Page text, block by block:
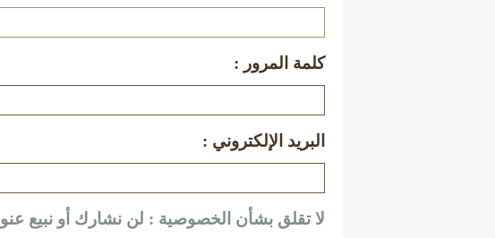
كلمة المرور :
البريد الإلكتروني :
لا تقلق بشأن الخصوصية : لن نشارك أو نبيع